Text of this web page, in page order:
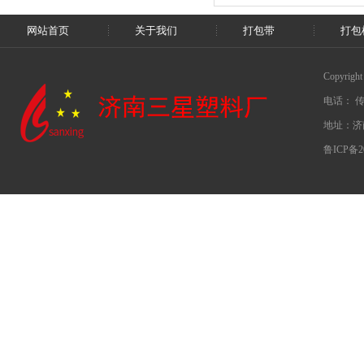
网站首页 关于我们 打包带 打包
电话：
地址：
鲁ICP备